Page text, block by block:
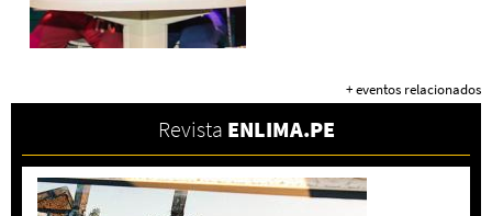
+ eventos relacionados
Revista ENLIMA.PE